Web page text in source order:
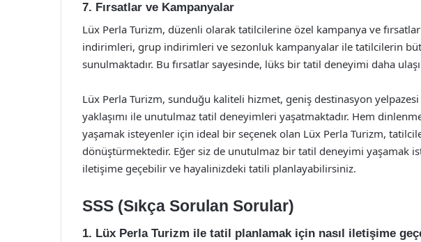
7. Fırsatlar ve Kampanyalar
Lüx Perla Turizm, düzenli olarak tatilcilerine özel kampanya ve
indirimleri, grup indirimleri ve sezonluk kampanyalar ile tatilcilerin
sunulmaktadır. Bu fırsatlar sayesinde, lüks bir tatil deneyimi daha
Lüx Perla Turizm, sunduğu kaliteli hizmet, geniş destinasyon
yaklaşımı ile unutulmaz tatil deneyimleri yaşatmaktadır. Hem
yaşamak isteyenler için ideal bir seçenek olan Lüx Perla Turizm,
dönüştürmektedir. Eğer siz de unutulmaz bir tatil deneyimi yaşamak
iletişime geçebilir ve hayalinizdeki tatili planlayabilirsiniz.
SSS (Sıkça Sorulan Sorular)
1. Lüx Perla Turizm ile tatil planlamak için nasıl iletişime